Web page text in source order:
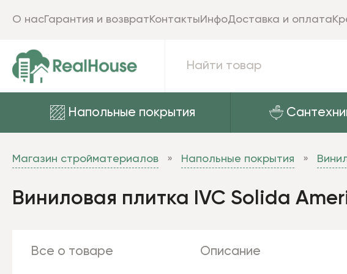
Напольные покрытия
О насГарантия и возвратКонтактыИнфоДоставка и оплата
Магазин стройматериалов Напольные покрытия
Виниловая плитка IVC Solida
Все о товаре Описание